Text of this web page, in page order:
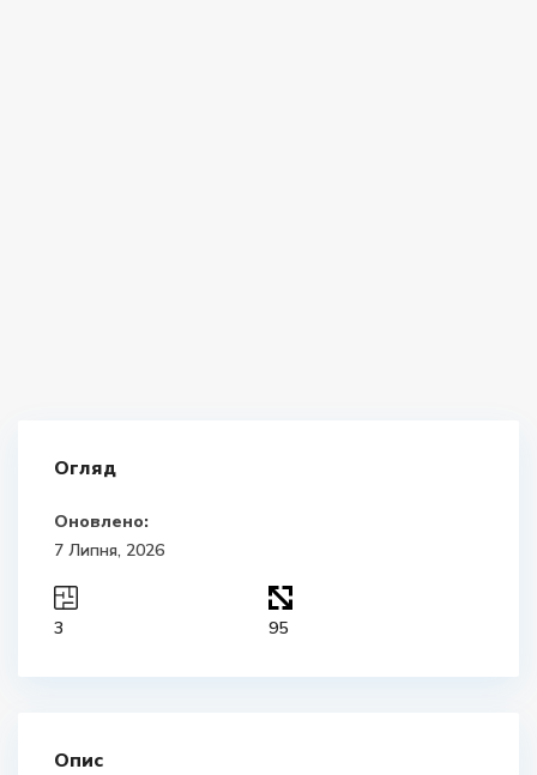
Огляд
Оновлено:
7 Липня, 2026
3 95
Опис